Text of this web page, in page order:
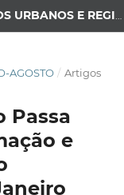
AGOSTO / Artigos
Passa
e